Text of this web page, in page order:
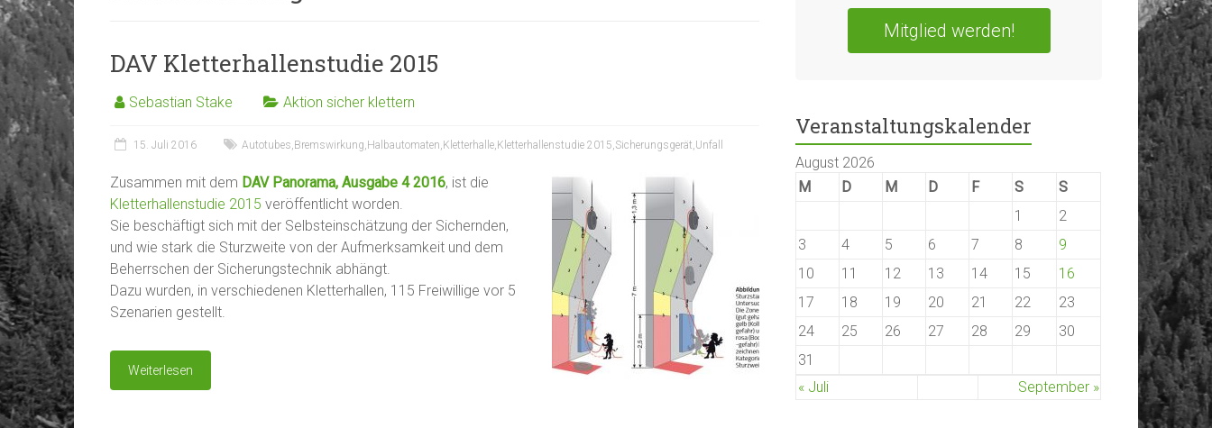
DAV Kletterhallenstudie 2015
Sebastian Stake Aktion sicher klettern
15. Juli 2016 Autotubes, Bremswirkung, Halbautomaten, Kletterhalle, Kletterhallenstudie 2015,Sicherungsgerät,Unfall
Zusammen mit dem DAV Panorama, Ausgabe 4 2016, ist die
Kletterhallenstudie 2015 veröffentlicht worden.
Sie beschäftigt sich mit der Selbsteinschätzung der Sichernden,
und wie stark die Sturzweite von der Aufmerksamkeit und dem
Beherrschen der Sicherungstechnik abhängt.
Dazu wurden, in verschiedenen Kletterhallen, 115 Freiwillige vor 5
Szenarien gestellt.
Weiterlesen
Mitglied werden!
Veranstaltungskalender
August 2026
M
D M D F S
S
1
2
3
4 5 6 7 8
9
10
11 12 13 14 15
16
17
18 19 20 21 22
23
24
25 26 27 28 29
30
31
« Juli
September »